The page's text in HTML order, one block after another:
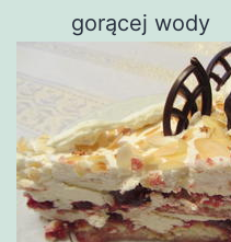
gorącej wody